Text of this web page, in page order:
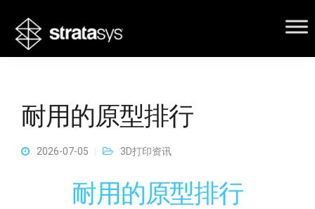
耐用的原型排行
2026-07-05 3D打印资讯
耐用的原型排行